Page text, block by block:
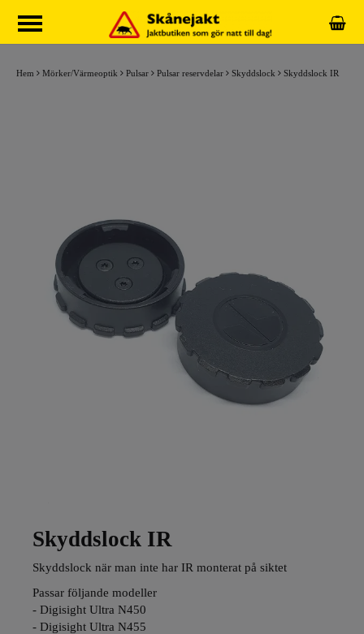
Hem Mörker/Värmeoptik Pulsar Pulsar reservdelar Skyddslock Skyddslock IR
Skyddslock IR
Skyddslock när man inte har IR monterat på siktet
Passar följande modeller
- Digisight Ultra N450
- Digisight Ultra N455